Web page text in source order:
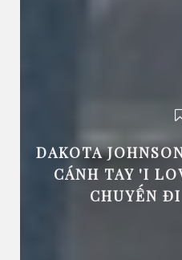
DAKOTA
CÁNH TAY 'I
CHUYẾN